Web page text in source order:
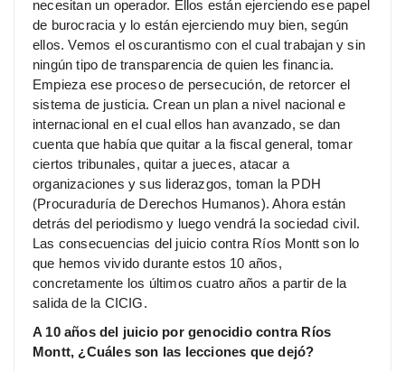
necesitan un operador. Ellos están ejerciendo ese papel
de burocracia y lo están ejerciendo muy bien, según
ellos. Vemos el oscurantismo con el cual trabajan y sin
ningún tipo de transparencia de quien les financia.
Empieza ese proceso de persecución, de retorcer el
sistema de justicia. Crean un plan a nivel nacional e
internacional en el cual ellos han avanzado, se dan
cuenta que había que quitar a la fiscal general, tomar
ciertos tribunales, quitar a jueces, atacar a
organizaciones y sus liderazgos, toman la PDH
(Procuraduría de Derechos Humanos). Ahora están
detrás del periodismo y luego vendrá la sociedad civil.
Las consecuencias del juicio contra Ríos Montt son lo
que hemos vivido durante estos 10 años,
concretamente los últimos cuatro años a partir de la
salida de la CICIG.
A 10 años del juicio por genocidio contra Ríos
Montt, ¿Cuáles son las lecciones que dejó?